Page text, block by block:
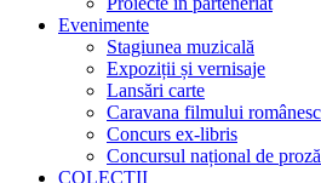
Evenimente
Stagiunea muzicală
Expoziții și vernisaje
Lansări carte
Caravana filmului românesc
Concurs ex-libris
Concursul național de
COLECŢII